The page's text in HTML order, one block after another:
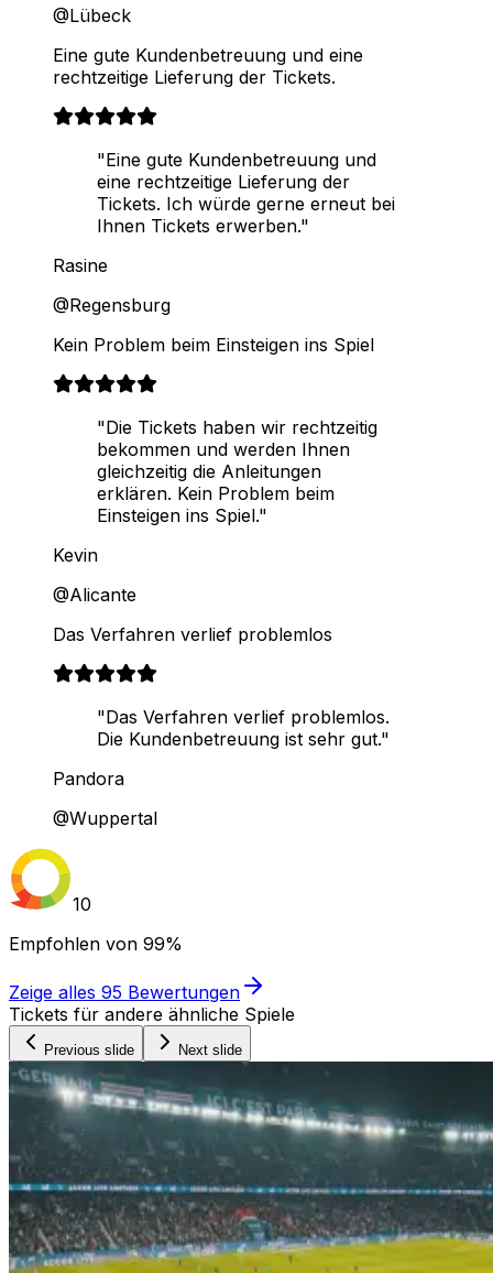
@Lübeck
Eine gute Kundenbetreuung und eine
rechtzeitige Lieferung der Tickets.
"Eine gute Kundenbetreuung und
eine rechtzeitige Lieferung der
Tickets. Ich würde gerne erneut bei
Ihnen Tickets erwerben."
Rasine
@Regensburg
Kein Problem beim Einsteigen ins Spiel
"Die Tickets haben wir rechtzeitig
bekommen und werden Ihnen
gleichzeitig die Anleitungen
erklären. Kein Problem beim
Einsteigen ins Spiel."
Kevin
@Alicante
Das Verfahren verlief problemlos
"Das Verfahren verlief problemlos.
Die Kundenbetreuung ist sehr gut."
Pandora
@Wuppertal
10
Empfohlen von 99%
Zeige alles 95 Bewertungen
Tickets für andere ähnliche Spiele
Previous slide Next slide